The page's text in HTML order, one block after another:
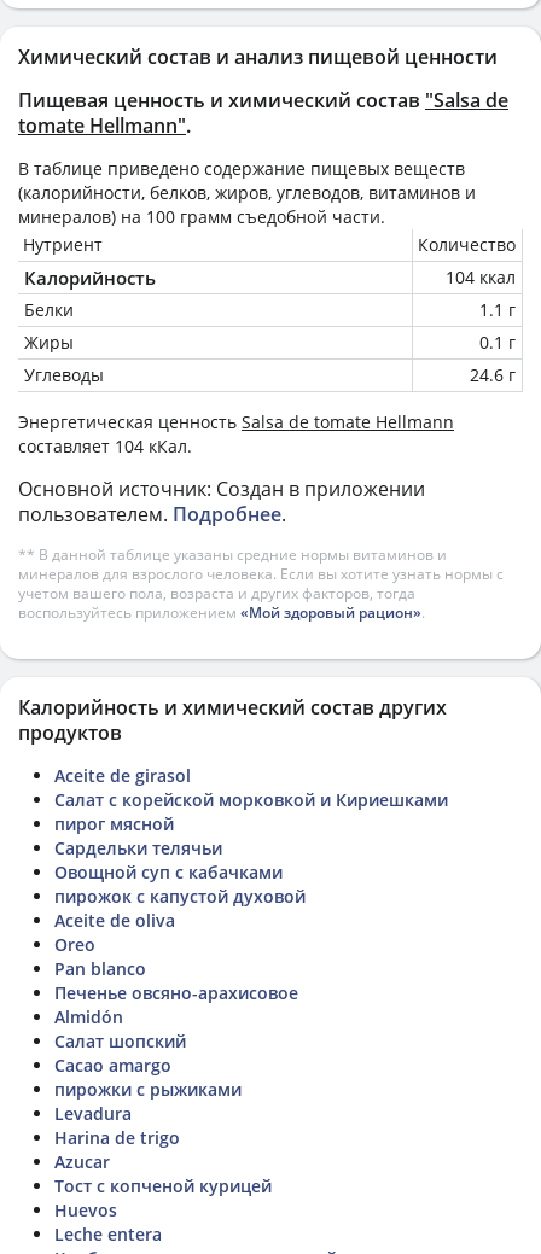
Химический состав и анализ пищевой ценности
Пищевая ценность и химический состав "Salsa de
tomate Hellmann".
В таблице приведено содержание пищевых веществ
(калорийности, белков, жиров, углеводов, витаминов и
минералов) на 100 грамм съедобной части.
Нутриент
Количество
Калорийность
104 ккал
Белки
1.1 г
Жиры
0.1 г
Углеводы
24.6 г
Энергетическая ценность Salsa de tomate Hellmann
составляет 104 кКал.
Основной источник: Создан в приложении
пользователем. Подробнее.
** В данной таблице указаны средние нормы витаминов и
минералов для взрослого человека. Если вы хотите узнать нормы с
учетом вашего пола, возраста и других факторов, тогда
воспользуйтесь приложением «Мой здоровый рацион».
Калорийность и химический состав других
продуктов
Aceite de girasol
Салат с корейской морковкой и Кириешками
пирог мясной
Сардельки телячьи
Овощной суп с кабачками
пирожок с капустой духовой
Aceite de oliva
Oreo
Pan blanco
Печенье овсяно-арахисовое
Almidón
Салат шопский
Cacao amargo
пирожки с рыжиками
Levadura
Harina de trigo
Azucar
Тост с копченой курицей
Huevos
Leche entera